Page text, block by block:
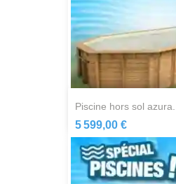
piscine hors sol azura...
5 599,00 €